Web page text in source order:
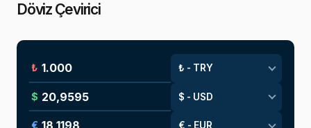
Döviz Çevirici
₺
$
€